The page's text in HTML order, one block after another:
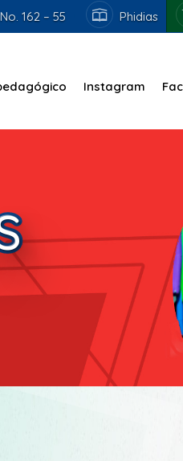
162 – 55 Phidias
Instagram